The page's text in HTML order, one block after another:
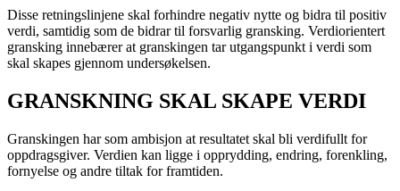
Disse retningslinjene skal forhindre negativ nytte og bidra til positiv
verdi, samtidig som de bidrar til forsvarlig gransking. Verdiorientert
gransking innebærer at granskingen tar utgangspunkt i verdi som
skal skapes gjennom undersøkelsen.
GRANSKNING SKAL SKAPE VERDI
Granskingen har som ambisjon at resultatet skal bli verdifullt for
oppdragsgiver. Verdien kan ligge i opprydding, endring, forenkling,
fornyelse og andre tiltak for framtiden.